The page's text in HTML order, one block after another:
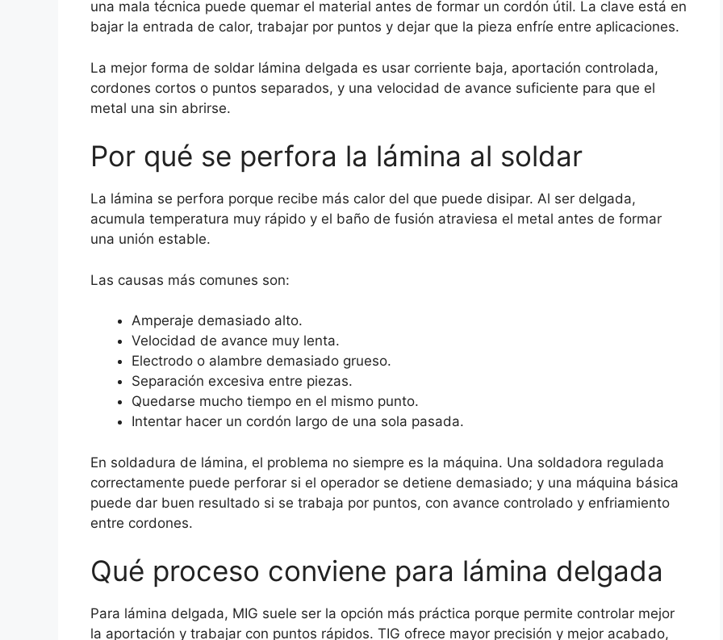
una mala técnica puede quemar el material antes de formar un cordón útil. La clave está en
bajar la entrada de calor, trabajar por puntos y dejar que la pieza enfríe entre aplicaciones.
La mejor forma de soldar lámina delgada es usar corriente baja, aportación controlada,
cordones cortos o puntos separados, y una velocidad de avance suficiente para que el
metal una sin abrirse.
Por qué se perfora la lámina al soldar
La lámina se perfora porque recibe más calor del que puede disipar. Al ser delgada,
acumula temperatura muy rápido y el baño de fusión atraviesa el metal antes de formar
una unión estable.
Las causas más comunes son:
Amperaje demasiado alto.
Velocidad de avance muy lenta.
Electrodo o alambre demasiado grueso.
Separación excesiva entre piezas.
Quedarse mucho tiempo en el mismo punto.
Intentar hacer un cordón largo de una sola pasada.
En soldadura de lámina, el problema no siempre es la máquina. Una soldadora regulada
correctamente puede perforar si el operador se detiene demasiado; y una máquina básica
puede dar buen resultado si se trabaja por puntos, con avance controlado y enfriamiento
entre cordones.
Qué proceso conviene para lámina delgada
Para lámina delgada, MIG suele ser la opción más práctica porque permite controlar mejor
la aportación y trabajar con puntos rápidos. TIG ofrece mayor precisión y mejor acabado,